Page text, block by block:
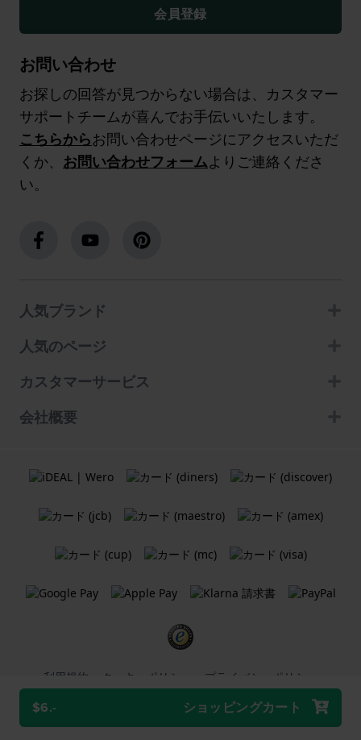
$6.- ショッピングカート
会員登録
お問い合わせ
お探しの回答が見つからない場合は、カスタマー
サポートチームが喜んでお手伝いいたします。
こちらからお問い合わせページにアクセスいただ
くか、 お問い合わせフォームよりご連絡くださ
い。
人気ブランド
人気のページ
カスタマーサービス
会社概要
利用規約 クッキーポリシー プライバシーポリシー
Holland Watch Group B.V. ウェブショップ